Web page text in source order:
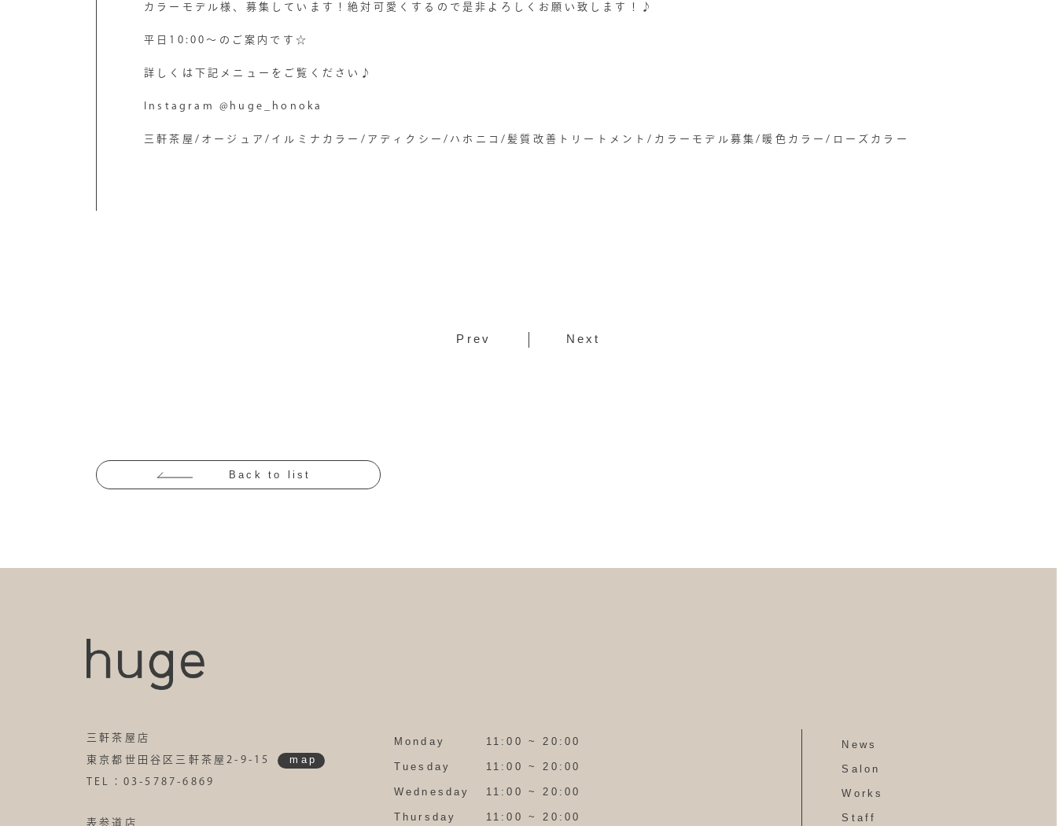
カラーモデル様、募集しています！絶対可愛くするので是非よろしくお願い致します！♪
平日10:00〜のご案内です☆
詳しくは下記メニューをご覧ください♪
Instagram @huge_honoka
三軒茶屋/オージュア/イルミナカラー/アディクシー/ハホニコ/髪質改善トリートメント/カラーモデル募集/暖色カラー/ローズカラー
Prev Next
Back to list
三軒茶屋店
東京都世田谷区三軒茶屋2-9-15 map
TEL：03-5787-6869
表参道店
Monday 11:00 ~ 20:00
Tuesday 11:00 ~ 20:00
Wednesday 11:00 ~ 20:00
Thursday 11:00 ~ 20:00
News
Salon
Works
Staff